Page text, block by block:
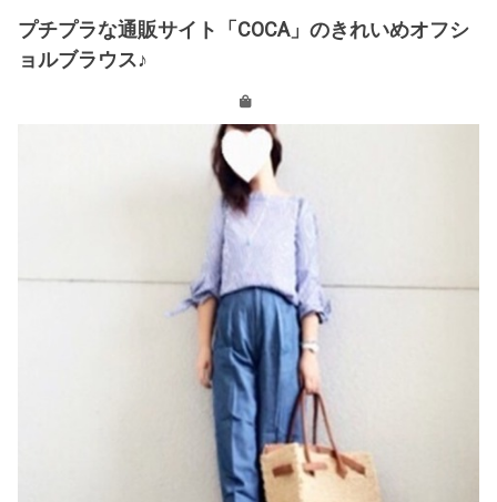
プチプラな通販サイト「COCA」のきれいめオフシ
ョルブラウス♪